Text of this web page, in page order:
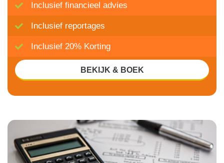
Inclusief financieel advies
Inclusief reportages
Inclusief 20% Korting
BEKIJK & BOEK